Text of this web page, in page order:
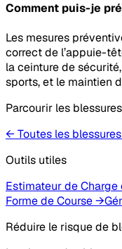
Comment puis-je
Les mesures
correct de l’appuie-
la ceinture de
sports, et le maintien
Parcourir les blessures
← Toutes les
Outils utiles
Estimateur de
Forme de Course→
Réduire le risque de